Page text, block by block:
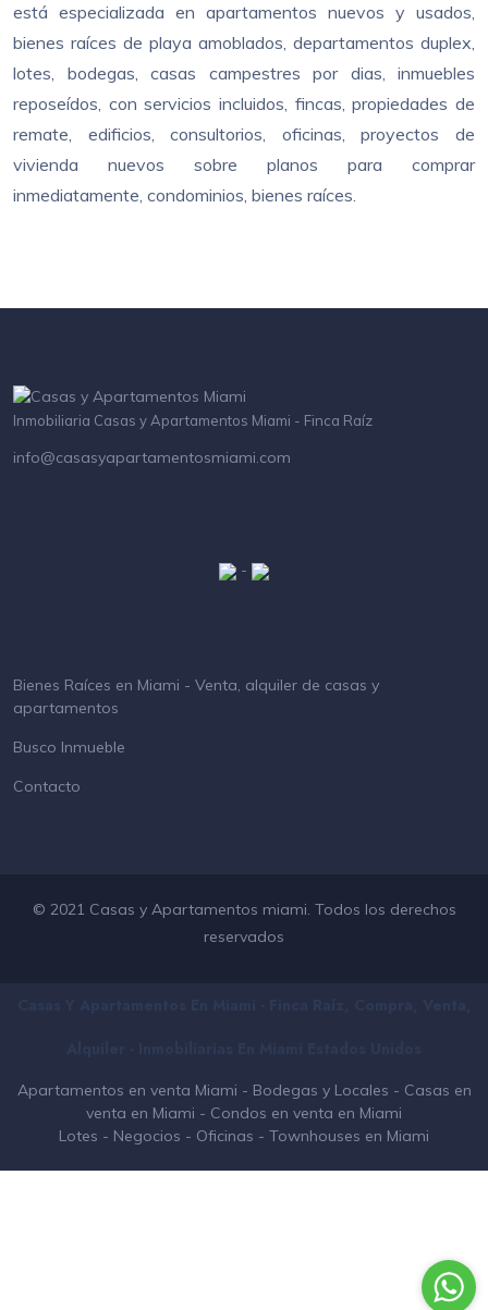
está especializada en apartamentos nuevos y usados,
bienes raíces de playa amoblados, departamentos duplex,
lotes, bodegas, casas campestres por dias, inmuebles
reposeídos, con servicios incluidos, fincas, propiedades de
remate, edificios, consultorios, oficinas, proyectos de
vivienda nuevos sobre planos para comprar
inmediatamente, condominios, bienes raíces.
Inmobiliaria Casas y Apartamentos Miami - Finca Raíz
info@casasyapartamentosmiami.com
-
Bienes Raíces en Miami - Venta, alquiler de casas y
apartamentos
Busco Inmueble
Contacto
© 2021 Casas y Apartamentos miami. Todos los derechos
reservados
Apartamentos en venta Miami - Bodegas y Locales - Casas en
venta en Miami - Condos en venta en Miami
Lotes - Negocios - Oficinas - Townhouses en Miami